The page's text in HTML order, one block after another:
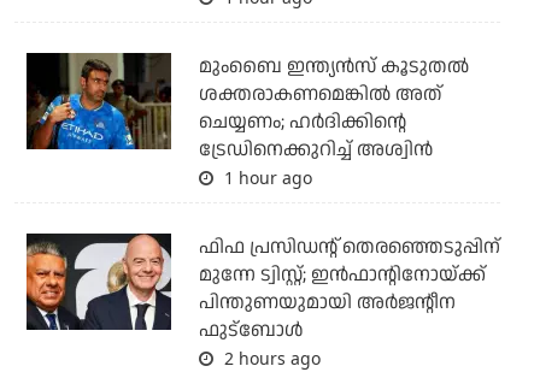
മുംബൈ ഇന്ത്യന്‍സ് കൂടുതല്‍
ശക്തരാകണമെങ്കില്‍ അത്
ചെയ്യണം; ഹര്‍ദിക്കിന്റെ
ട്രേഡിനെക്കുറിച്ച് അശ്വിന്‍
1 hour ago
ഫിഫ പ്രസിഡന്റ് തെരഞ്ഞെടുപ്പിന്
മുന്നേ ട്വിസ്റ്റ്; ഇന്‍ഫാന്റിനോയ്ക്ക്
പിന്തുണയുമായി അര്‍ജന്റീന
ഫുട്‌ബോള്‍
2 hours ago